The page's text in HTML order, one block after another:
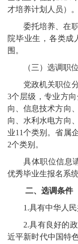
才培养计划人员）。
委托培养、在
院毕业生，各类成
围。
（三）选调职位
党政机关职位
3个层级，专业方
向、信息技术方向
向、水利水电方向
业11个类别。省属
2个类别。
具体职位信息
优秀毕业生报名系统
二、选调条件
1.具有中华人民
2.具有良好的
近平新时代中国特